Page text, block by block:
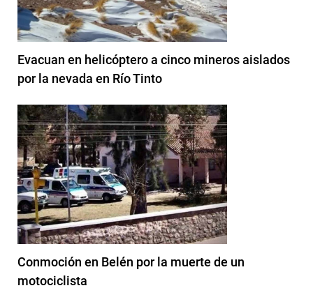
Evacuan en helicóptero a cinco mineros aislados
por la nevada en Río Tinto
Conmoción en Belén por la muerte de un
motociclista